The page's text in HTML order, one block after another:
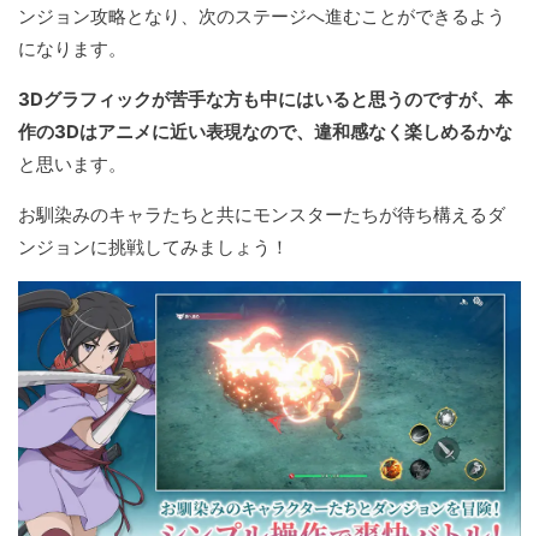
ンジョン攻略となり、次のステージへ進むことができるよう
になります。
3Dグラフィックが苦手な方も中にはいると思うのですが、本
作の3Dはアニメに近い表現なので、違和感なく楽しめるかな
と思います。
お馴染みのキャラたちと共にモンスターたちが待ち構えるダ
ンジョンに挑戦してみましょう！